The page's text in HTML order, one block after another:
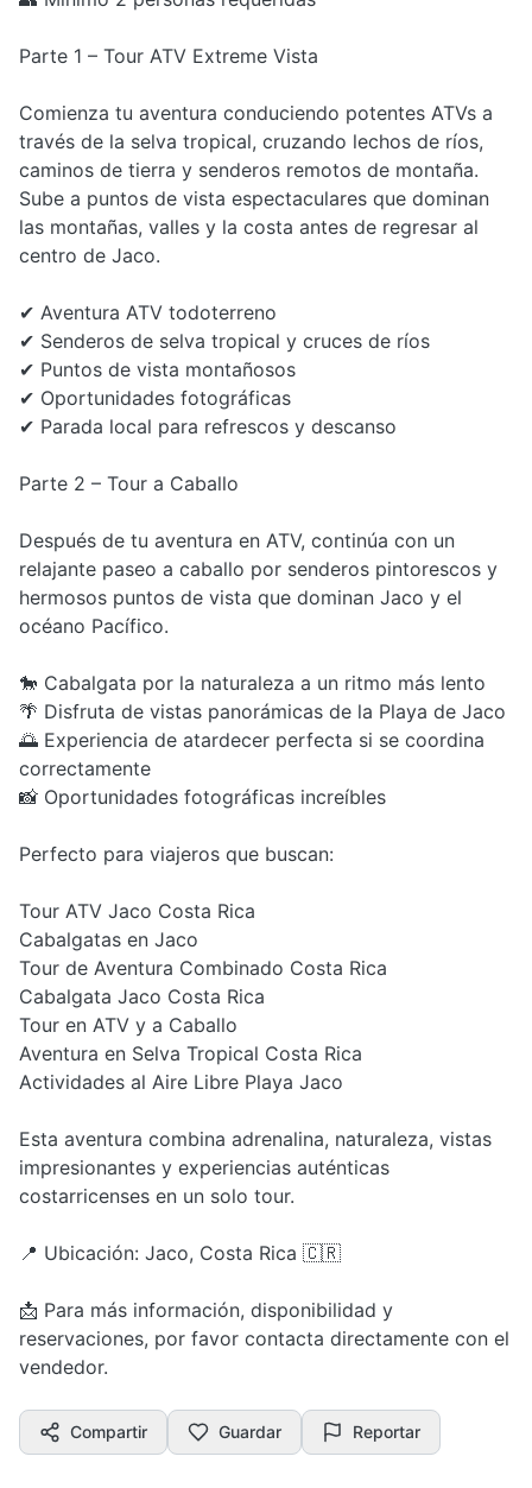
Parte 1 – Tour ATV Extreme Vista
Comienza tu aventura conduciendo potentes ATVs a
través de la selva tropical, cruzando lechos de ríos,
caminos de tierra y senderos remotos de montaña.
Sube a puntos de vista espectaculares que dominan
las montañas, valles y la costa antes de regresar al
centro de Jaco.
✔ Aventura ATV todoterreno
✔ Senderos de selva tropical y cruces de ríos
✔ Puntos de vista montañosos
✔ Oportunidades fotográficas
✔ Parada local para refrescos y descanso
Parte 2 – Tour a Caballo
Después de tu aventura en ATV, continúa con un
relajante paseo a caballo por senderos pintorescos y
hermosos puntos de vista que dominan Jaco y el
océano Pacífico.
🐎 Cabalgata por la naturaleza a un ritmo más lento
🌴 Disfruta de vistas panorámicas de la Playa de Jaco
🌅 Experiencia de atardecer perfecta si se coordina
correctamente
📸 Oportunidades fotográficas increíbles
Perfecto para viajeros que buscan:
Tour ATV Jaco Costa Rica
Cabalgatas en Jaco
Tour de Aventura Combinado Costa Rica
Cabalgata Jaco Costa Rica
Tour en ATV y a Caballo
Aventura en Selva Tropical Costa Rica
Actividades al Aire Libre Playa Jaco
Esta aventura combina adrenalina, naturaleza, vistas
impresionantes y experiencias auténticas
costarricenses en un solo tour.
📍 Ubicación: Jaco, Costa Rica 🇨🇷
📩 Para más información, disponibilidad y
reservaciones, por favor contacta directamente con el
vendedor.
Compartir Guardar Reportar